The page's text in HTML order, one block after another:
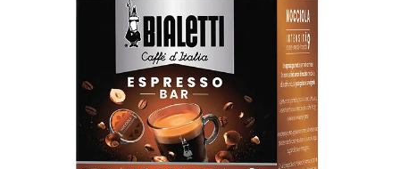
TOEVOEGEN AAN
WINKELWAGEN